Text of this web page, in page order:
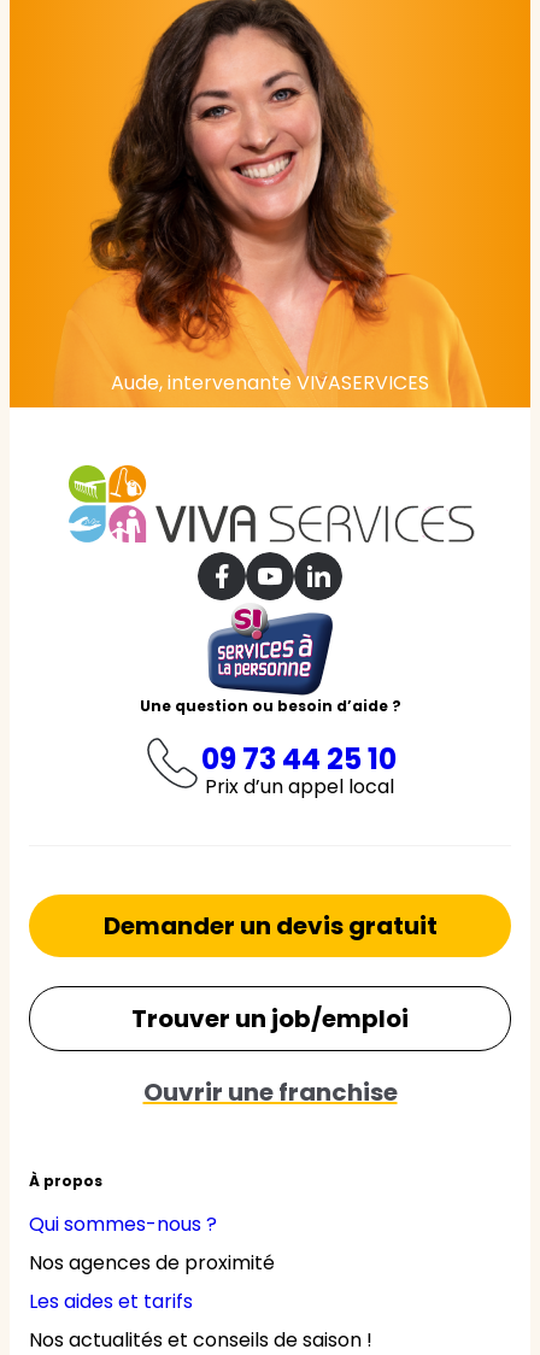
Aude, intervenante VIVASERVICES
Une question ou besoin d’aide ?
09 73 44 25 10
Prix d’un appel local
À propos
Qui sommes-nous ?
Nos agences de proximité
Les aides et tarifs
Nos actualités et conseils de saison !
Demander un devis gratuit
Trouver un job/emploi
Ouvrir une franchise